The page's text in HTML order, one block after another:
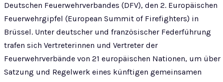
Deutschen Feuerwehrverbandes (DFV), den 2. Europäischen
Feuerwehrgipfel (European Summit of Firefighters) in
Brüssel. Unter deutscher und französischer Federführung
trafen sich Vertreterinnen und Vertreter der
Feuerwehrverbände von 21 europäischen Nationen, um über
Satzung und Regelwerk eines künftigen gemeinsamen